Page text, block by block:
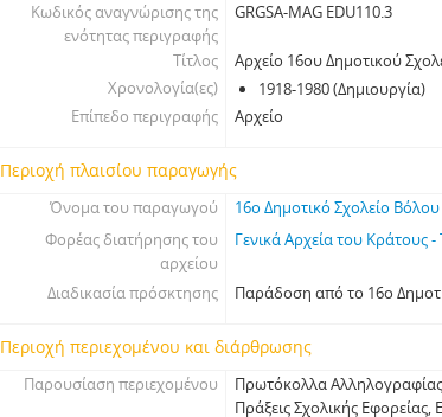
Κωδικός αναγνώρισης της
ενότητας περιγραφής
GRGSA-MAG EDU110.3
Τίτλος
Αρχείο 16ου Δημοτικού
Χρονολογία(ες)
1918-1980 (Δημιουργία)
Επίπεδο περιγραφής
Αρχείο
Περιοχή πλαισίου παραγωγής
Όνομα του παραγωγού
16ο Δημοτικό Σχολείο Βόλου
Φορέας διατήρησης του
αρχείου
Γενικά Αρχεία του Κράτους
Διαδικασία πρόσκτησης Παράδοση από το 16ο
Περιοχή περιεχομένου και διάρθρωσης
Παρουσίαση περιεχομένου
Πρωτόκολλα
Πράξεις Σχολικής